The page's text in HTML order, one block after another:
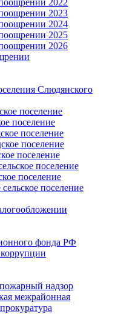
2022
2023
2024
2025
2026
Слюдянского
поселение
поселение
поселение
поселение
поселение
поселение
поселение
поселение
фонда РФ
надзор
межрайонная